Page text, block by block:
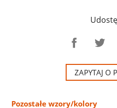
ZAPYTAJ O
Pozostałe wzory/kolory